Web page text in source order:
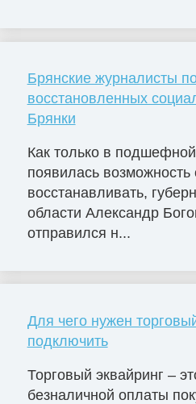
Брянские журналисты
восстановленных
Брянки
Как только в
появилась возможность
восстанавливать,
области Александр
отправился н...
Для чего нужен
подключить
Торговый эквайринг –
безналичной оплаты